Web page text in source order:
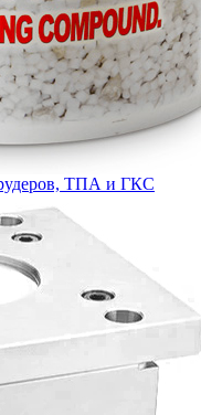
ТПА и ГКС